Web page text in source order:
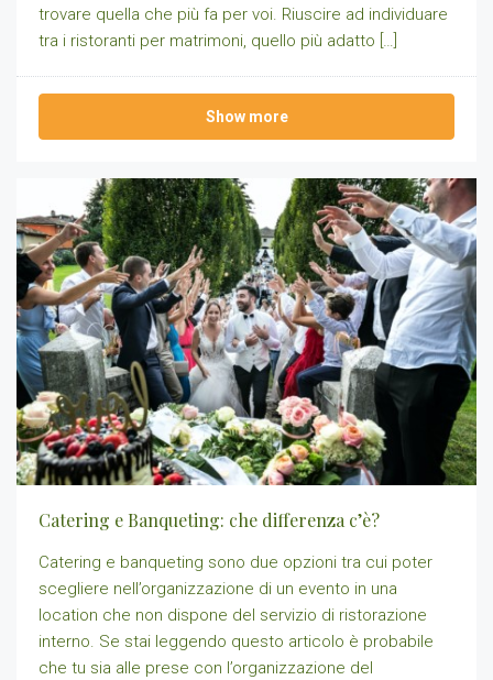
trovare quella che più fa per voi. Riuscire ad individuare
tra i ristoranti per matrimoni, quello più adatto […]
Show more
Catering e Banqueting: che differenza c’è?
Catering e banqueting sono due opzioni tra cui poter
scegliere nell’organizzazione di un evento in una
location che non dispone del servizio di ristorazione
interno. Se stai leggendo questo articolo è probabile
che tu sia alle prese con l’organizzazione del